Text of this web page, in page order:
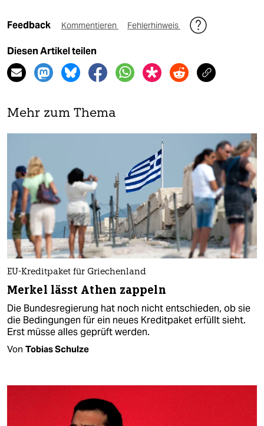
Feedback Kommentieren Fehlerhinweis
Diesen Artikel teilen
Mehr zum Thema
EU-Kreditpaket für Griechenland
Merkel lässt Athen zappeln
Die Bundesregierung hat noch nicht entschieden, ob sie
die Bedingungen für ein neues Kreditpaket erfüllt sieht.
Erst müsse alles geprüft werden.
Von Tobias Schulze